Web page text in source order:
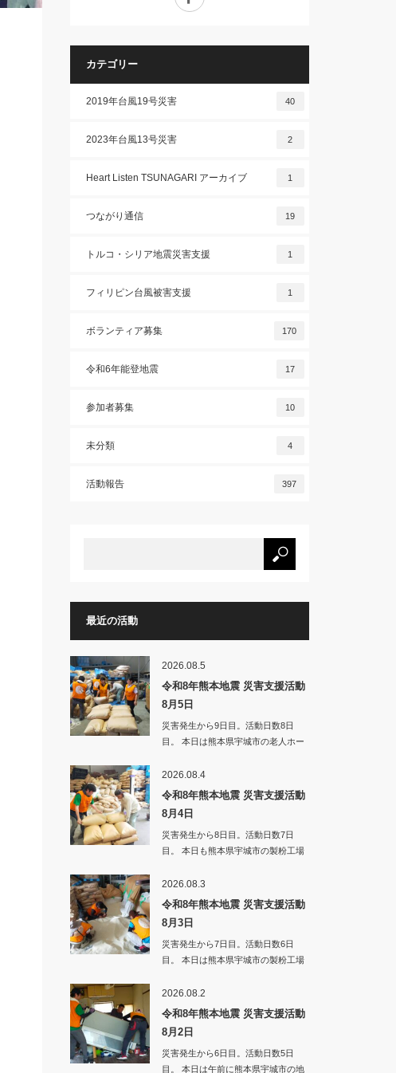
カテゴリー
2019年台風19号災害 40
2023年台風13号災害 2
Heart Listen TSUNAGARI アーカイブ 1
つながり通信 19
トルコ・シリア地震災害支援 1
フィリピン台風被害支援 1
ボランティア募集 170
令和6年能登地震 17
参加者募集 10
未分類 4
活動報告 397
最近の活動
2026.08.5
令和8年熊本地震 災害支援活動
8月5日
災害発生から9日目。活動日数8日
目。 本日は熊本県宇城市の老人ホー
2026.08.4
令和8年熊本地震 災害支援活動
8月4日
災害発生から8日目。活動日数7日
目。 本日も熊本県宇城市の製粉工場
2026.08.3
令和8年熊本地震 災害支援活動
8月3日
災害発生から7日目。活動日数6日
目。 本日は熊本県宇城市の製粉工場
2026.08.2
令和8年熊本地震 災害支援活動
8月2日
災害発生から6日目。活動日数5日
目。 本日は午前に熊本県宇城市の地